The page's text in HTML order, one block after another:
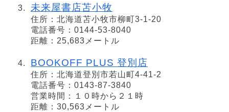
未来屋書店苫小牧
住所：北海道苫小牧市柳町3-1-20
電話番号：0144-53-8040
距離：25,683メートル
BOOKOFF PLUS 登別店
住所：北海道登別市若山町4-41-2
電話番号：0143-87-3840
営業時間：１０時から２１時
距離：30,563メートル